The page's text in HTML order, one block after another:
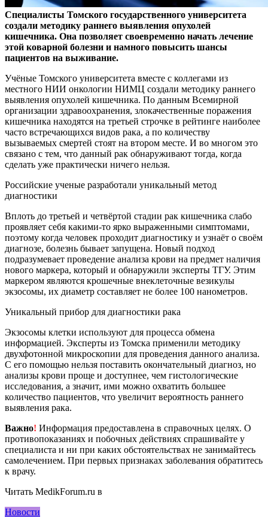
Специалисты Томского государственного университета
создали методику раннего выявления опухолей
кишечника. Она позволяет своевременно начать лечение
этой коварной болезни и намного повысить шансы
пациентов на выживание.
Учёные Томского университета вместе с коллегами из
местного НИИ онкологии НИМЦ создали методику раннего
выявления опухолей кишечника. По данным Всемирной
организации здравоохранения, злокачественные поражения
кишечника находятся на третьей строчке в рейтинге наиболее
часто встречающихся видов рака, а по количеству
вызываемых смертей стоят на втором месте. И во многом это
связано с тем, что данный рак обнаруживают тогда, когда
сделать уже практически ничего нельзя.
Российские ученые разработали уникальный метод
диагностики
Вплоть до третьей и четвёртой стадии рак кишечника слабо
проявляет себя какими-то ярко выраженными симптомами,
поэтому когда человек проходит диагностику и узнаёт о своём
диагнозе, болезнь бывает запущена. Новый подход
подразумевает проведение анализа крови на предмет наличия
нового маркера, который и обнаружили эксперты ТГУ. Этим
маркером являются крошечные внеклеточные везикулы
экзосомы, их диаметр составляет не более 100 нанометров.
Уникальный прибор для диагностики рака
Экзосомы клетки используют для процесса обмена
информацией. Эксперты из Томска применили методику
двухфотонной микроскопии для проведения данного анализа.
С его помощью нельзя поставить окончательный диагноз, но
анализы крови проще и доступнее, чем гистологические
исследования, а значит, ими можно охватить большее
количество пациентов, что увеличит вероятность раннего
выявления рака.
Важно! Информация предоставлена в справочных целях. О
противопоказаниях и побочных действиях спрашивайте у
специалиста и ни при каких обстоятельствах не занимайтесь
самолечением. При первых признаках заболевания обратитесь
к врачу.
Читать MedikForum.ru в
Новости